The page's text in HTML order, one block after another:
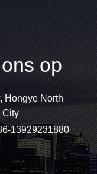
op
Hongye North
City
13929231880